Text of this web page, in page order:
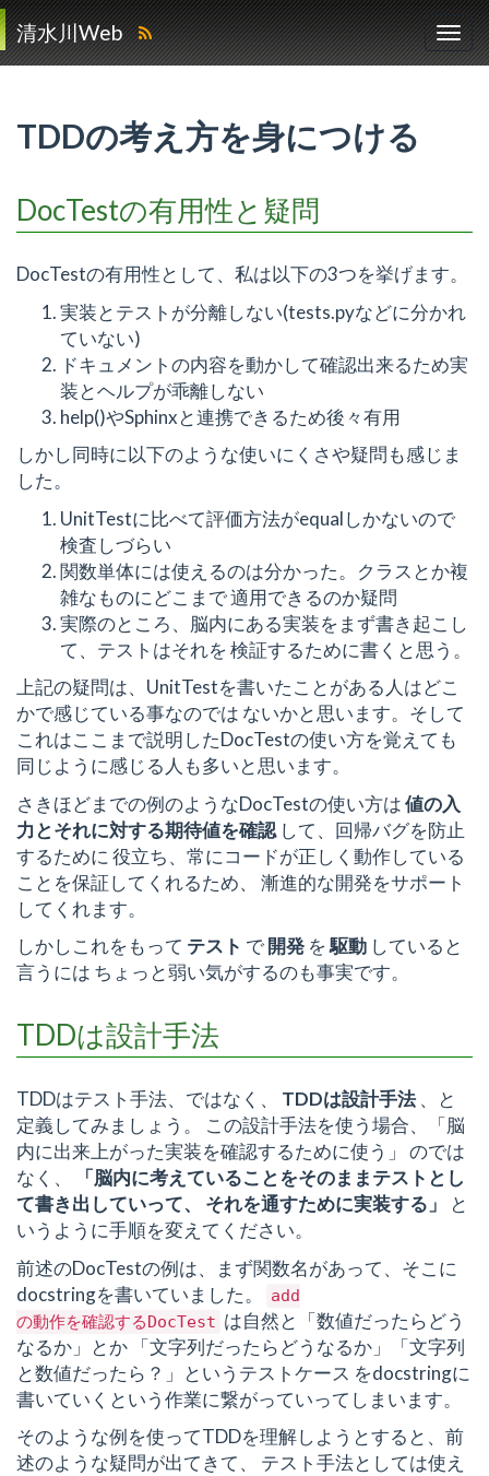
清水川Web
TDDの考え方を身につける
DocTestの有用性と疑問
DocTestの有用性として、私は以下の3つを挙げます。
実装とテストが分離しない(tests.pyなどに分かれ
ていない)
ドキュメントの内容を動かして確認出来るため実
装とヘルプが乖離しない
help()やSphinxと連携できるため後々有用
しかし同時に以下のような使いにくさや疑問も感じま
した。
UnitTestに比べて評価方法がequalしかないので
検査しづらい
関数単体には使えるのは分かった。クラスとか複
雑なものにどこまで 適用できるのか疑問
実際のところ、脳内にある実装をまず書き起こし
て、テストはそれを 検証するために書くと思う。
上記の疑問は、UnitTestを書いたことがある人はどこ
かで感じている事なのでは ないかと思います。そして
これはここまで説明したDocTestの使い方を覚えても
同じように感じる人も多いと思います。
さきほどまでの例のようなDocTestの使い方は値の入
力とそれに対する期待値を確認して、回帰バグを防止
するために 役立ち、常にコードが正しく動作している
ことを保証してくれるため、 漸進的な開発をサポート
してくれます。
しかしこれをもって テスト で 開発 を駆動 していると
言うには ちょっと弱い気がするのも事実です。
TDDは設計手法
TDDはテスト手法、ではなく、 TDDは設計手法 、と
定義してみましょう。 この設計手法を使う場合、「脳
内に出来上がった実装を確認するために使う」 のでは
なく、
「脳内に考えていることをそのままテストとし
て書き出していって、 それを通すために実装する」
と
いうように手順を変えてください。
前述のDocTestの例は、まず関数名があって、そこに
docstringを書いていました。
add
の動作を確認するDocTest は自然と「数値だったらどう
なるか」とか 「文字列だったらどうなるか」「文字列
と数値だったら？」というテストケース をdocstringに
書いていくという作業に繋がっていってしまいます。
そのような例を使ってTDDを理解しようとすると、前
述のような疑問が出てきて、 テスト手法としては使え